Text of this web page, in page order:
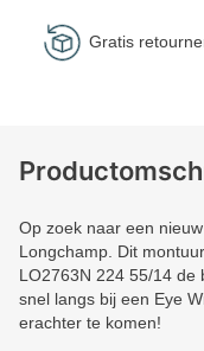
Gratis
Op zoek naar een
Longchamp. Dit
LO2763N 224 55/14 de
snel langs bij een Eye
erachter te komen!